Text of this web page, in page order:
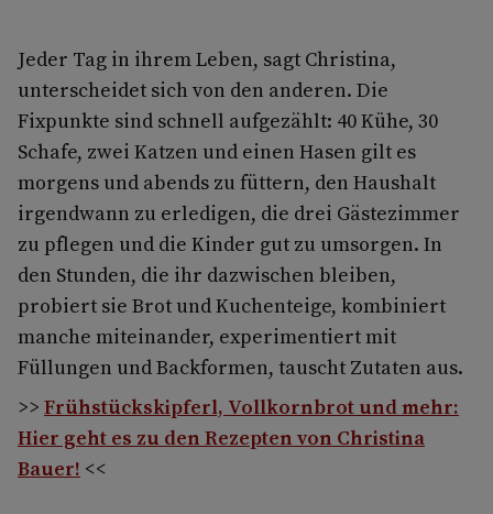
Jeder Tag in ihrem Leben, sagt Christina,
unterscheidet sich von den anderen. Die
Fixpunkte sind schnell aufgezählt: 40 Kühe, 30
Schafe, zwei Katzen und einen Hasen gilt es
morgens und abends zu füttern, den Haushalt
irgendwann zu erledigen, die drei Gästezimmer
zu pflegen und die Kinder gut zu umsorgen. In
den Stunden, die ihr dazwischen bleiben,
probiert sie Brot­ und Kuchenteige, kombiniert
manche mitein­ander, experimentiert mit
Füllungen und Backformen, tauscht Zutaten aus.
>> Frühstückskipferl, Vollkornbrot und mehr:
Hier geht es zu den Rezepten von Christina
Bauer! <<